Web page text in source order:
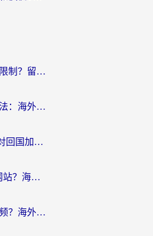
酷狗在海外用怎么版权限制？留学生亲测：3步解决听国内音乐难题
国外用微信加速器的方法：海外党无缝连接国内生活的实用指南
国外看芒果tv总卡？选对回国加速器，轻松追《浪姐》不费劲
在国外怎么看nba直播网站？海外党专属体育观赛指南，告别地区限制！
国外怎么看手机腾讯视频？海外党亲测有效的追剧加速器选择指南